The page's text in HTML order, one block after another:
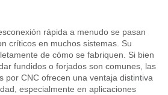
rápida a menudo se pasan
críticos en muchos sistemas. Su
de cómo se fabriquen. Si bien
fundidos o forjados son comunes, las
por CNC ofrecen una ventaja distintiva
especialmente en aplicaciones